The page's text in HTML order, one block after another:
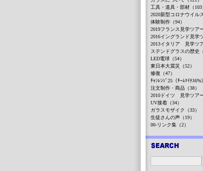
工具・道具・部材（103
2020新型コロナウイル
体験制作（94）
2019フランス見学ツア
2016イングランド見学
2013イタリア 見学ツア
ステンドグラスの歴史（
LED電球（54）
東日本大震災（52）
修復（47）
ﾁｬﾝﾚﾝｼﾞ25（ﾁｰﾑﾏｲﾅｽ6%
注文制作・商品（38）
2010ドイツ 見学ツアー
UV接着（34）
ガラスモザイク（33）
生徒さんの声（19）
00-リンク集（2）